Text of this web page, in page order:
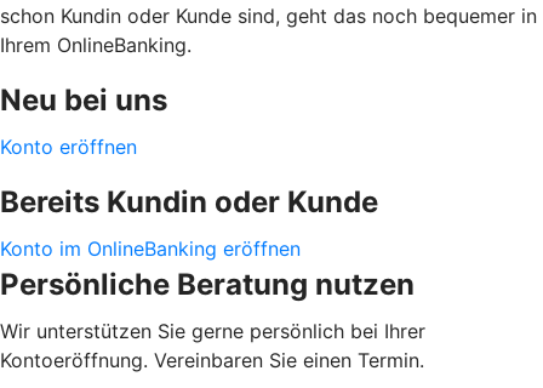
schon Kundin oder Kunde sind, geht das noch bequemer in
Ihrem OnlineBanking.
Neu bei uns
Konto eröffnen
Bereits Kundin oder Kunde
Konto im OnlineBanking eröffnen
Persönliche Beratung nutzen
Wir unterstützen Sie gerne persönlich bei Ihrer
Kontoeröffnung. Vereinbaren Sie einen Termin.